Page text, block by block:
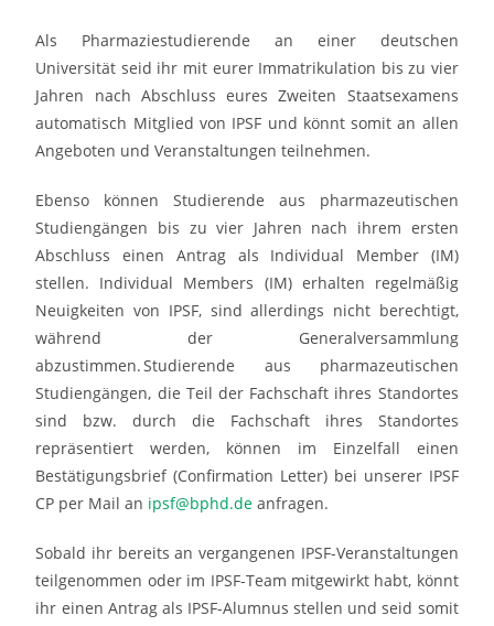
Als Pharmaziestudierende an einer deutschen
Universität seid ihr mit eurer Immatrikulation bis zu vier
Jahren nach Abschluss eures Zweiten Staatsexamens
automatisch Mitglied von IPSF und könnt somit an allen
Angeboten und Veranstaltungen teilnehmen.
Ebenso können Studierende aus pharmazeutischen
Studiengängen bis zu vier Jahren nach ihrem ersten
Abschluss einen Antrag als Individual Member (IM)
stellen. Individual Members (IM) erhalten regelmäßig
Neuigkeiten von IPSF, sind allerdings nicht berechtigt,
während der Generalversammlung
abzustimmen. Studierende aus pharmazeutischen
Studiengängen, die Teil der Fachschaft ihres Standortes
sind bzw. durch die Fachschaft ihres Standortes
repräsentiert werden, können im Einzelfall einen
Bestätigungsbrief (Confirmation Letter) bei unserer IPSF
CP per Mail an ipsf@bphd.de anfragen.
Sobald ihr bereits an vergangenen IPSF-Veranstaltungen
teilgenommen oder im IPSF-Team mitgewirkt habt, könnt
ihr einen Antrag als IPSF-Alumnus stellen und seid somit